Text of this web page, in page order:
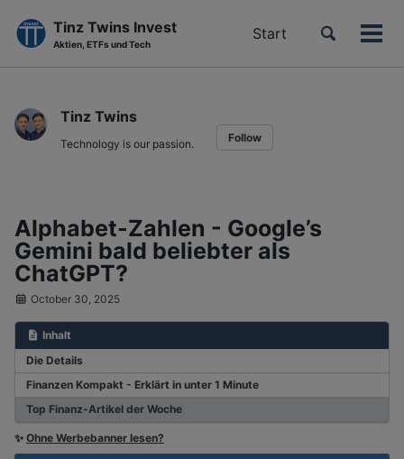
primary
navigation
content
footer
Tinz Twins Invest
Aktien, ETFs und Tech
Start
Toggle
Tinz Twins
Technology is our passion. Follow
Alphabet-Zahlen - Google’s
Gemini bald beliebter als
ChatGPT?
October 30, 2025
Inhalt
Die Details
Finanzen Kompakt - Erklärt in unter 1 Minute
Top Finanz-Artikel der Woche
✨ Ohne Werbebanner lesen?